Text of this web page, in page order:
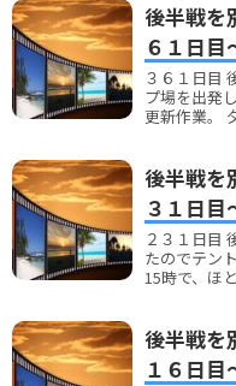
後半戦
６１日目
３６１日目
プ場を出発
更新作業。
後半戦
３１日目
２３１日目
たのでテン
15時で、ほ
後半戦
１６日目